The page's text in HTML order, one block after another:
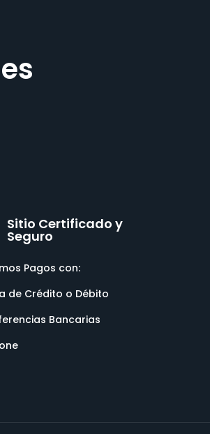
Sitio Certificado y
Seguro
Pagos con:
de Crédito o Débito
Bancarias